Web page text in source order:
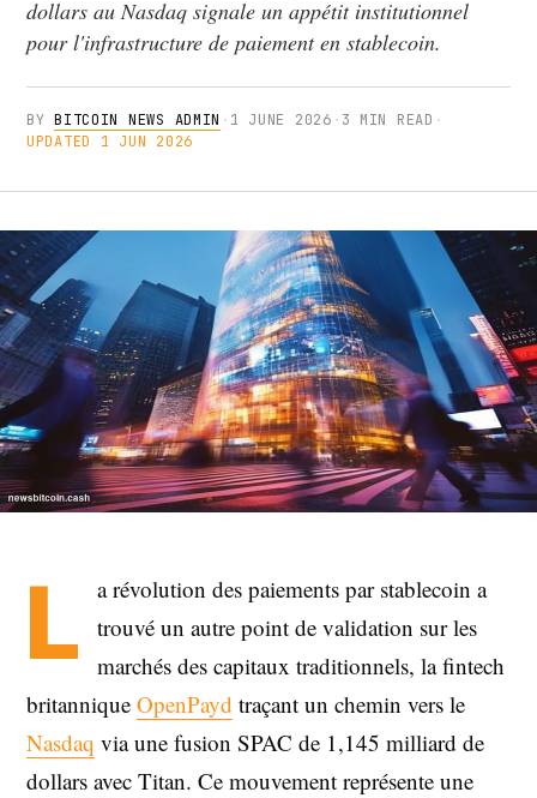
dollars au Nasdaq signale un appétit institutionnel
pour l'infrastructure de paiement en stablecoin.
BYBITCOIN NEWS ADMIN · 1 JUNE 2026 · 3 MIN READ ·
UPDATED 1 JUN 2026
L
a révolution des paiements par stablecoin a
trouvé un autre point de validation sur les
marchés des capitaux traditionnels, la fintech
britannique OpenPayd traçant un chemin vers le
Nasdaq via une fusion SPAC de 1,145 milliard de
dollars avec Titan. Ce mouvement représente une